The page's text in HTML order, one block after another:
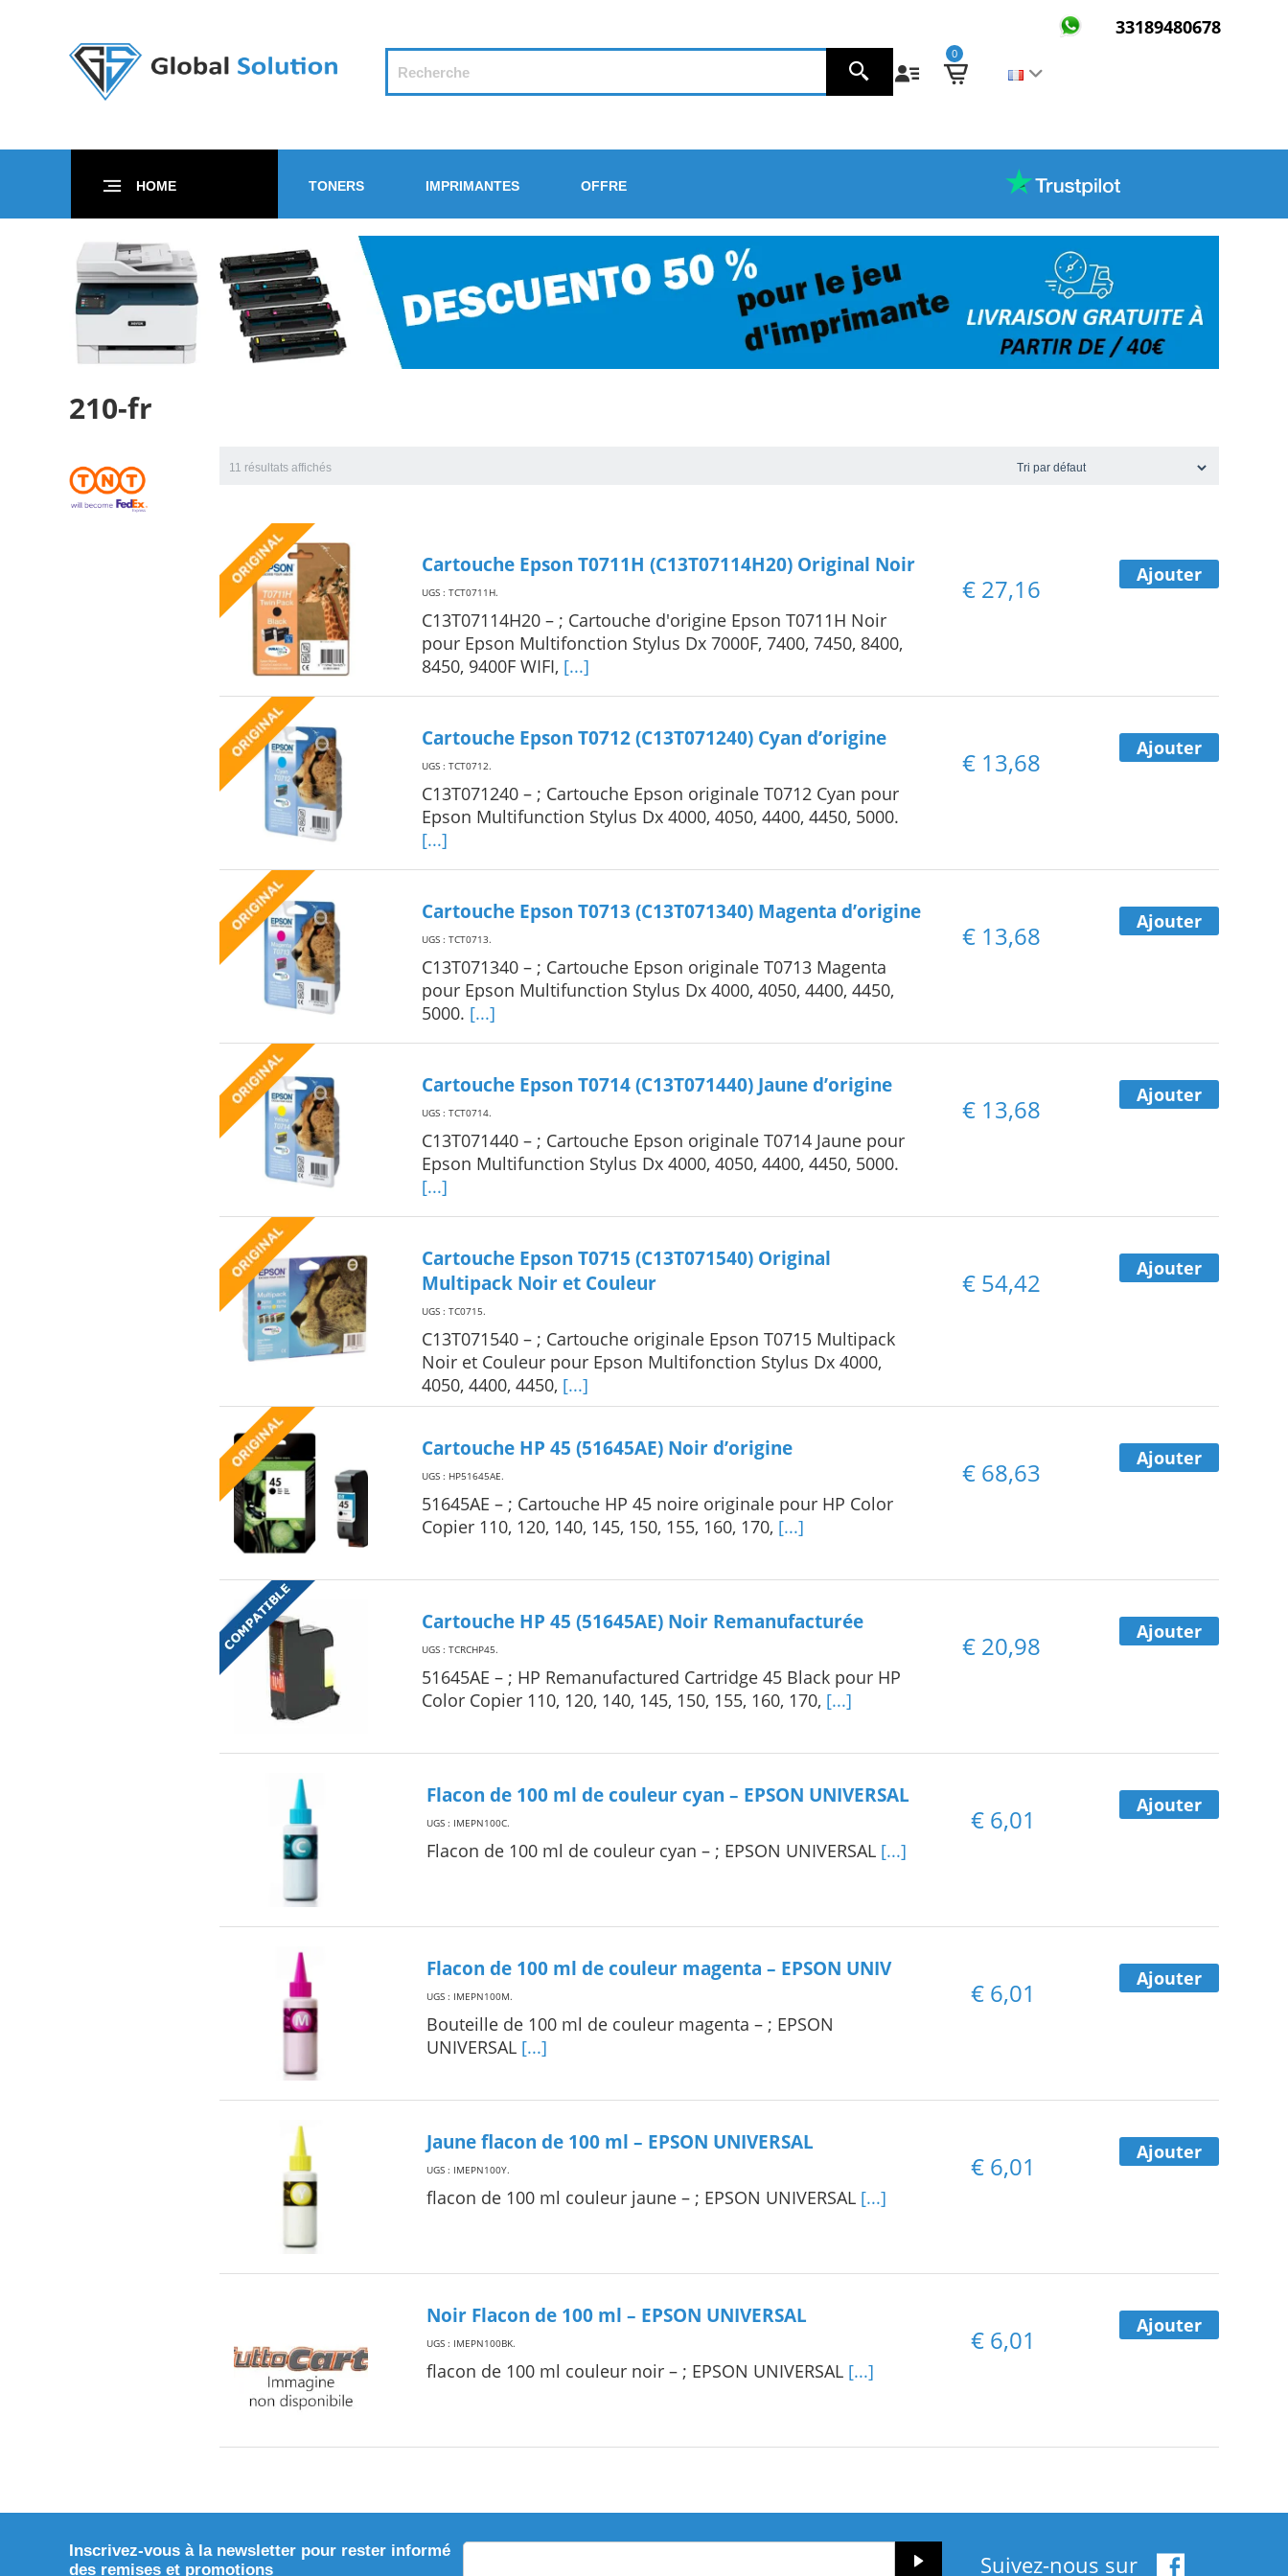
33189480678
0
HOME TONERS IMPRIMANTES OFFRE
210-fr
11 résultats affichés
Cartouche Epson T0711H (C13T07114H20) Original Noir
UGS : TCT0711H.
C13T07114H20 – ; Cartouche d'origine Epson T0711H Noir
pour Epson Multifonction Stylus Dx 7000F, 7400, 7450, 8400,
8450, 9400F WIFI, [...]
€ 27,16 Ajouter
Cartouche Epson T0712 (C13T071240) Cyan d’origine
UGS : TCT0712.
C13T071240 – ; Cartouche Epson originale T0712 Cyan pour
Epson Multifunction Stylus Dx 4000, 4050, 4400, 4450, 5000.
[...]
€ 13,68 Ajouter
Cartouche Epson T0713 (C13T071340) Magenta d’origine
UGS : TCT0713.
C13T071340 – ; Cartouche Epson originale T0713 Magenta
pour Epson Multifunction Stylus Dx 4000, 4050, 4400, 4450,
5000. [...]
€ 13,68 Ajouter
Cartouche Epson T0714 (C13T071440) Jaune d’origine
UGS : TCT0714.
C13T071440 – ; Cartouche Epson originale T0714 Jaune pour
Epson Multifunction Stylus Dx 4000, 4050, 4400, 4450, 5000.
[...]
€ 13,68 Ajouter
Cartouche Epson T0715 (C13T071540) Original
Multipack Noir et Couleur
UGS : TC0715.
C13T071540 – ; Cartouche originale Epson T0715 Multipack
Noir et Couleur pour Epson Multifonction Stylus Dx 4000,
4050, 4400, 4450, [...]
€ 54,42 Ajouter
Cartouche HP 45 (51645AE) Noir d’origine
UGS : HP51645AE.
51645AE – ; Cartouche HP 45 noire originale pour HP Color
Copier 110, 120, 140, 145, 150, 155, 160, 170, [...]
€ 68,63 Ajouter
Cartouche HP 45 (51645AE) Noir Remanufacturée
UGS : TCRCHP45.
51645AE – ; HP Remanufactured Cartridge 45 Black pour HP
Color Copier 110, 120, 140, 145, 150, 155, 160, 170, [...]
€ 20,98 Ajouter
Flacon de 100 ml de couleur cyan – EPSON UNIVERSAL
UGS : IMEPN100C.
Flacon de 100 ml de couleur cyan – ; EPSON UNIVERSAL [...]
€ 6,01 Ajouter
Flacon de 100 ml de couleur magenta – EPSON UNIV
UGS : IMEPN100M.
Bouteille de 100 ml de couleur magenta – ; EPSON
UNIVERSAL [...]
€ 6,01 Ajouter
Jaune flacon de 100 ml – EPSON UNIVERSAL
UGS : IMEPN100Y.
flacon de 100 ml couleur jaune – ; EPSON UNIVERSAL [...]
€ 6,01 Ajouter
Noir Flacon de 100 ml – EPSON UNIVERSAL
UGS : IMEPN100BK.
flacon de 100 ml couleur noir – ; EPSON UNIVERSAL [...]
€ 6,01 Ajouter
Inscrivez-vous à la newsletter pour rester informé
des remises et promotions
Suivez-nous sur